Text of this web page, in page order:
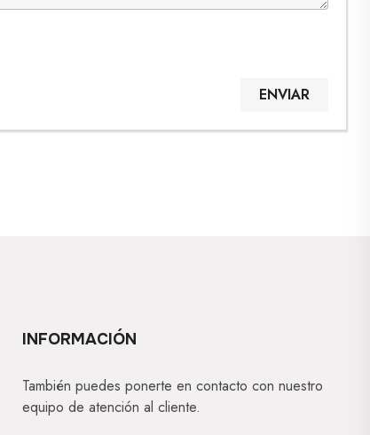
ENVIAR
INFORMACIÓN
También puedes ponerte en contacto con nuestro
equipo de atención al cliente.